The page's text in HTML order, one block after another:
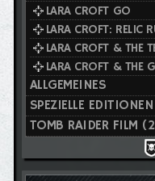
LARA CROFT GO
LARA CROFT: RELIC
LARA CROFT & THE
LARA CROFT & THE
ALLGEMEINES
SPEZIELLE EDITIONEN
TOMB RAIDER FILM